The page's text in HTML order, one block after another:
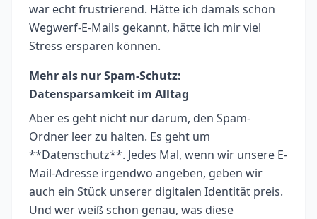
war echt frustrierend. Hätte ich damals schon
Wegwerf-E-Mails gekannt, hätte ich mir viel
Stress ersparen können.
Mehr als nur Spam-Schutz:
Datensparsamkeit im Alltag
Aber es geht nicht nur darum, den Spam-
Ordner leer zu halten. Es geht um
**Datenschutz**. Jedes Mal, wenn wir unsere E-
Mail-Adresse irgendwo angeben, geben wir
auch ein Stück unserer digitalen Identität preis.
Und wer weiß schon genau, was diese